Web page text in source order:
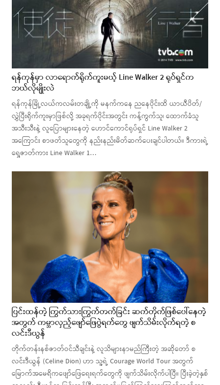
ရန်ကုန်မှာ လာရောက်ရိုက်ကူးမယ့် Line Walker 2 ရုပ်ရှင်က
ဘယ်လိုမျိုးလဲ
ရန်ကုန်မြို့လယ်ကလမ်းတချို့ကို မနက်ကနေ ညနေပိုင်းထိ ယာယီပိတ်/
လွှဲပြီးရိုက်ကူးမှာဖြစ်လို့ အခုရက်ပိုင်းအတွင်း ကန့်ကွက်သူ၊ ထောက်ခံသူ
အသီးသီးနဲ့ လူပြောများနေတဲ့ ဟောင်ကောင်ရုပ်ရှင် Line Walker 2
အကြောင်း စာဖတ်သူတွေကို နည်းနည်းမိတ်ဆက်ပေးချင်ပါတယ်။ ဒီကားရဲ့
ရှေ့ဇာတ်ကား Line Walker 1…
ပြင်းထန်တဲ့ ကြွက်သားကြွက်တက်ခြင်း ဆက်တိုက်ဖြစ်ပေါ်နေတဲ့
အတွက် ကမ္ဘာလှည့်ဖျော်ဖြေပွဲရက်တွေ ဖျက်သိမ်းလိုက်ရတဲ့ စ
လင်းဒီယွန်
တိုက်တန်းနစ်ဇာတ်ဝင်သီချင်းနဲ့ လူသိများနာမည်ကြီးတဲ့ အဆို​တော် စ
လင်းဒီယွန် (Celine Dion) ဟာ သူ့ရဲ့ Courage World Tour အတွက်
မြောက်အမေရိကဖျော်ဖြေရေးရက်တွေကို ဖျက်သိမ်းလိုက်ပါပြီ။ ပြီးခဲ့တဲ့နှစ်